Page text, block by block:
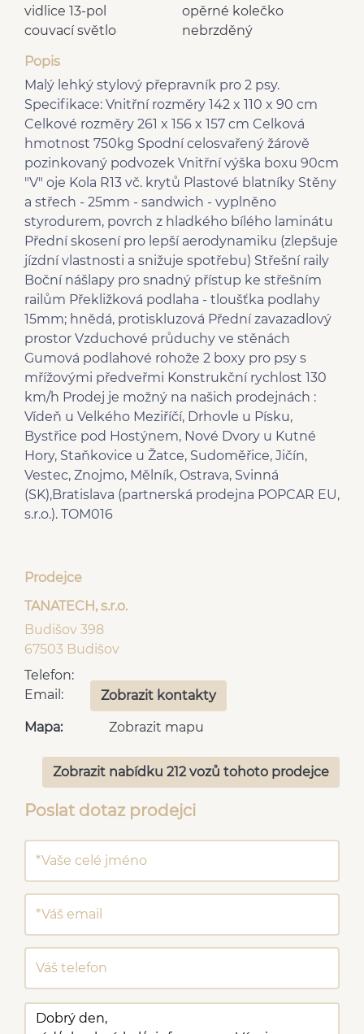
opěrné kolečko
vidlice 13-pol
nebrzděný
couvací světlo
Popis
Malý lehký stylový přepravník pro 2 psy.
Specifikace: Vnitřní rozměry 142 x 110 x 90 cm
Celkové rozměry 261 x 156 x 157 cm Celková
hmotnost 750kg Spodní celosvařený žárově
pozinkovaný podvozek Vnitřní výška boxu 90cm
"V" oje Kola R13 vč. krytů Plastové blatníky Stěny
a střech - 25mm - sandwich - vyplněno
styrodurem, povrch z hladkého bílého laminátu
Přední skosení pro lepší aerodynamiku (zlepšuje
jízdní vlastnosti a snižuje spotřebu) Střešní raily
Boční nášlapy pro snadný přístup ke střešním
railům Překližková podlaha - tloušťka podlahy
15mm; hnědá, protiskluzová Přední zavazadlový
prostor Vzduchové průduchy ve stěnách
Gumová podlahové rohože 2 boxy pro psy s
mřížovými předveřmi Konstrukční rychlost 130
km/h Prodej je možný na našich prodejnách :
Vídeň u Velkého Meziříčí, Drhovle u Písku,
Bystřice pod Hostýnem, Nové Dvory u Kutné
Hory, Staňkovice u Žatce, Sudoměřice, Jičín,
Vestec, Znojmo, Mělník, Ostrava, Svinná
(SK),Bratislava (partnerská prodejna POPCAR EU,
s.r.o.). TOM016
Prodejce
TANATECH, s.r.o.
Budišov 398
67503 Budišov
Telefon:
Email:
Zobrazit kontakty
Mapa: Zobrazit mapu
Zobrazit nabídku 212 vozů tohoto prodejce
Poslat dotaz prodejci